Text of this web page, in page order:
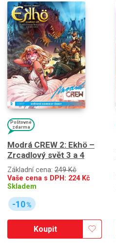
Poštovné
zdarma
Modrá CREW 2: Ekhö –
Zrcadlový svět 3 a 4
Základní cena: 249 Kč
Vaše cena s DPH: 224Kč
Skladem
-10%
Koupit